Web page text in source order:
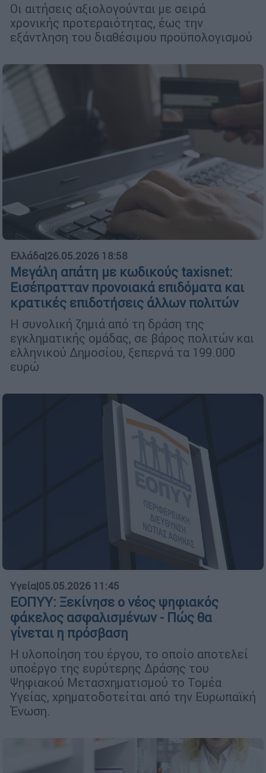
Οι αιτήσεις αξιολογούνται με σειρά
χρονικής προτεραιότητας, έως την
εξάντληση του διαθέσιμου προϋπολογισμού
Ελλάδα|26.05.2026 18:58
Μεγάλη απάτη με κωδικούς taxisnet:
Εισέπρατταν προνοιακά επιδόματα και
κρατικές επιδοτήσεις άλλων πολιτών
Η συνολική ζημιά από τη δράση της
εγκληματικής ομάδας, σε βάρος πολιτών και
ελληνικού Δημοσίου, ξεπερνά τα 199.000
ευρώ
Υγεία|05.05.2026 11:45
ΕΟΠΥΥ: Ξεκίνησε ο νέος ψηφιακός
φάκελος ασφαλισμένων - Πώς θα
γίνεται η πρόσβαση
H υλοποίηση του έργου, το οποίο αποτελεί
υποέργο της ευρύτερης Δράσης του
Ψηφιακού Μετασχηματισμού το Τομέα
Υγείας, χρηματοδοτείται από την Ευρωπαϊκή
Ένωση.